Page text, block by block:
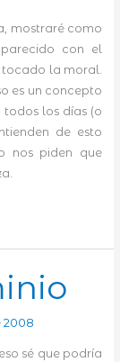
mostraré como
con el
tocado la moral.
es un concepto
los días (o
de esto
nos piden que
2008
sé que podría